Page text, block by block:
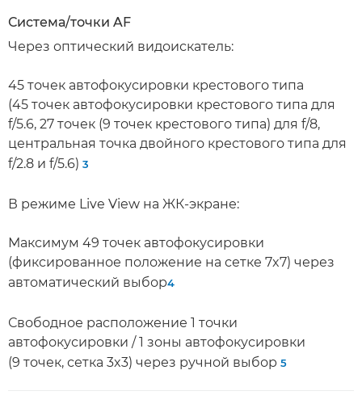
Система/точки AF
Через оптический видоискатель:
45 точек автофокусировки крестового типа
(45 точек автофокусировки крестового типа для
f/5.6, 27 точек (9 точек крестового типа) для f/8,
центральная точка двойного крестового типа для
f/2.8 и f/5.6) 3
В режиме Live View на ЖК-экране:
Максимум 49 точек автофокусировки
(фиксированное положение на сетке 7x7) через
автоматический выбор4
Свободное расположение 1 точки
автофокусировки / 1 зоны автофокусировки
(9 точек, сетка 3x3) через ручной выбор 5